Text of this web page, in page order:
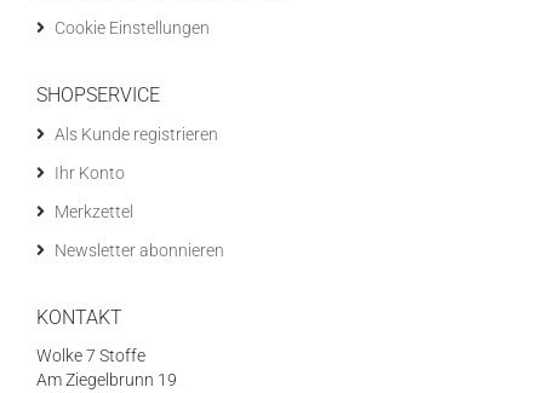
Cookie Einstellungen
SHOPSERVICE
Als Kunde registrieren
Ihr Konto
Merkzettel
Newsletter abonnieren
KONTAKT
Wolke 7 Stoffe
Am Ziegelbrunn 19